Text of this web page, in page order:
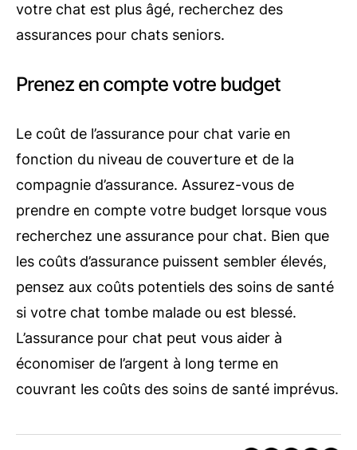
votre chat est plus âgé, recherchez des
assurances pour chats seniors.
Prenez en compte votre budget
Le coût de l’assurance pour chat varie en
fonction du niveau de couverture et de la
compagnie d’assurance. Assurez-vous de
prendre en compte votre budget lorsque vous
recherchez une assurance pour chat. Bien que
les coûts d’assurance puissent sembler élevés,
pensez aux coûts potentiels des soins de santé
si votre chat tombe malade ou est blessé.
L’assurance pour chat peut vous aider à
économiser de l’argent à long terme en
couvrant les coûts des soins de santé imprévus.